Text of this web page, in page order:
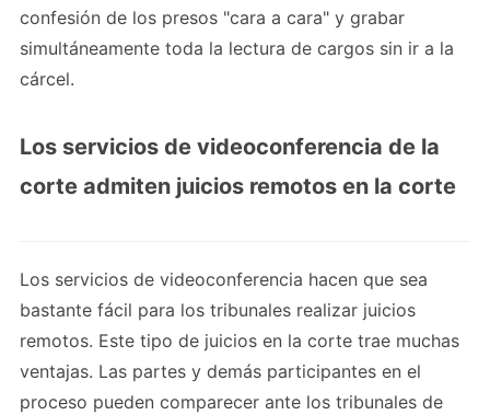
confesión de los presos "cara a cara" y grabar
simultáneamente toda la lectura de cargos sin ir a la
cárcel.
Los servicios de videoconferencia de la
corte admiten juicios remotos en la corte
Los servicios de videoconferencia hacen que sea
bastante fácil para los tribunales realizar juicios
remotos. Este tipo de juicios en la corte trae muchas
ventajas. Las partes y demás participantes en el
proceso pueden comparecer ante los tribunales de